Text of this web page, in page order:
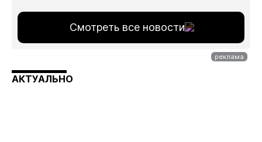
Смотреть все новости
АКТУАЛЬНО